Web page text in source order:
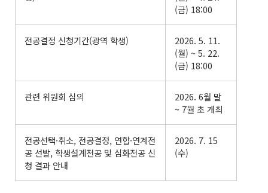
(금) 18:00
전공결정 신청기간(광역 학생)
2026. 5. 11.
(월) ~ 5. 22.
(금) 18:00
관련 위원회 심의
2026. 6월 말
~ 7월 초 개최
전공선택·취소, 전공결정, 연합·연계전
공 선발, 학생설계전공 및 심화전공 신
청 결과 안내
2026. 7. 15
(수)